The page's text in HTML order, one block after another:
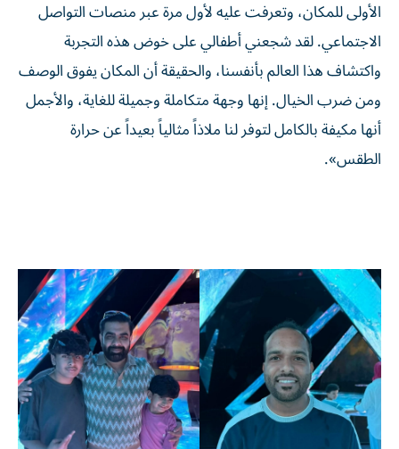
الأولى للمكان، وتعرفت عليه لأول مرة عبر منصات التواصل
الاجتماعي. لقد شجعني أطفالي على خوض هذه التجربة
واكتشاف هذا العالم بأنفسنا، والحقيقة أن المكان يفوق الوصف
ومن ضرب الخيال. إنها وجهة متكاملة وجميلة للغاية، والأجمل
أنها مكيفة بالكامل لتوفر لنا ملاذاً مثالياً بعيداً عن حرارة
الطقس».